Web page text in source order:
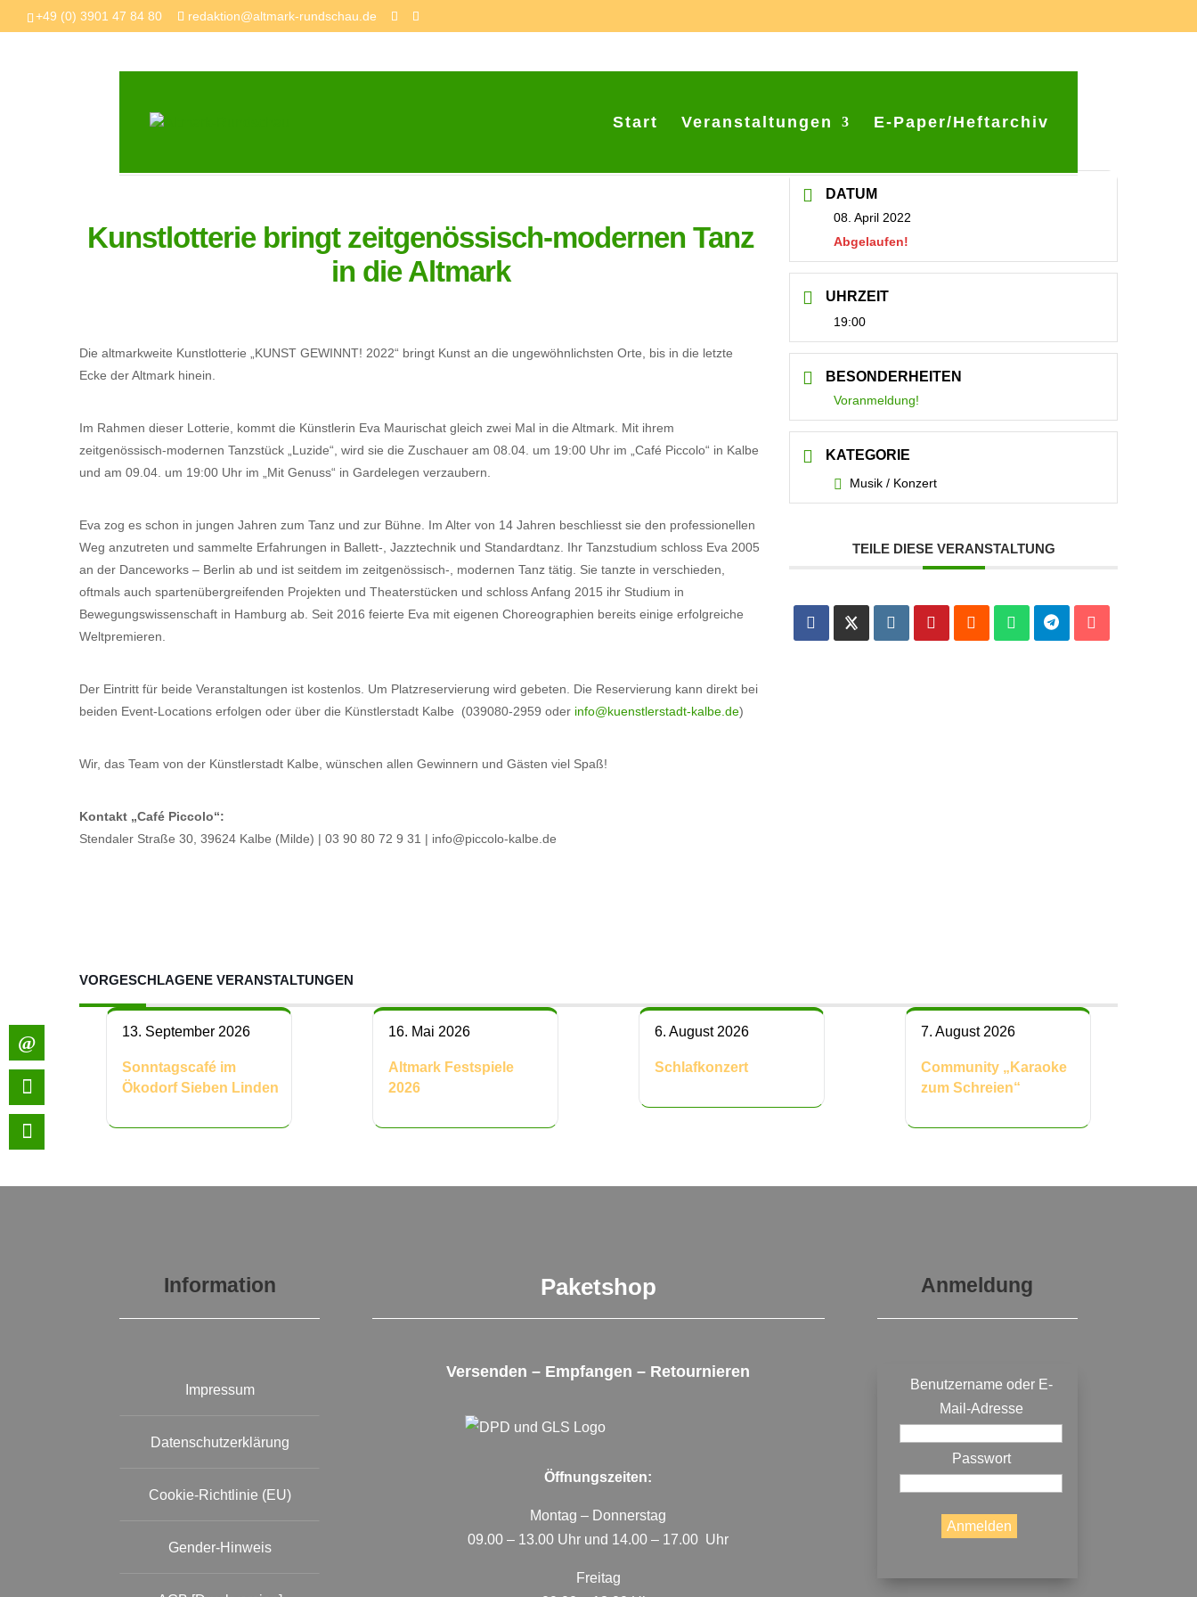
+49 (0) 3901 47 84 80 redaktion@altmark-rundschau.de
Start Veranstaltungen E-Paper/Heftarchiv
Kunstlotterie bringt zeitgenössisch-modernen Tanz
in die Altmark
Die altmarkweite Kunstlotterie „KUNST GEWINNT! 2022“ bringt Kunst an die ungewöhnlichsten Orte, bis in die letzte
Ecke der Altmark hinein.
Im Rahmen dieser Lotterie, kommt die Künstlerin Eva Maurischat gleich zwei Mal in die Altmark. Mit ihrem
zeitgenössisch-modernen Tanzstück „Luzide“, wird sie die Zuschauer am 08.04. um 19:00 Uhr im „Café Piccolo“ in Kalbe
und am 09.04. um 19:00 Uhr im „Mit Genuss“ in Gardelegen verzaubern.
Eva zog es schon in jungen Jahren zum Tanz und zur Bühne. Im Alter von 14 Jahren beschliesst sie den professionellen
Weg anzutreten und sammelte Erfahrungen in Ballett-, Jazztechnik und Standardtanz. Ihr Tanzstudium schloss Eva 2005
an der Danceworks – Berlin ab und ist seitdem im zeitgenössisch-, modernen Tanz tätig. Sie tanzte in verschieden,
oftmals auch spartenübergreifenden Projekten und Theaterstücken und schloss Anfang 2015 ihr Studium in
Bewegungswissenschaft in Hamburg ab. Seit 2016 feierte Eva mit eigenen Choreographien bereits einige erfolgreiche
Weltpremieren.
Der Eintritt für beide Veranstaltungen ist kostenlos. Um Platzreservierung wird gebeten. Die Reservierung kann direkt bei
beiden Event-Locations erfolgen oder über die Künstlerstadt Kalbe (039080-2959 oder info@kuenstlerstadt-kalbe.de)
Wir, das Team von der Künstlerstadt Kalbe, wünschen allen Gewinnern und Gästen viel Spaß!
Kontakt „Café Piccolo“:
Stendaler Straße 30, 39624 Kalbe (Milde) | 03 90 80 72 9 31 | info@piccolo-kalbe.de
DATUM
08. April 2022
Abgelaufen!
UHRZEIT
19:00
BESONDERHEITEN
Voranmeldung!
KATEGORIE
Musik / Konzert
TEILE DIESE VERANSTALTUNG
VORGESCHLAGENE VERANSTALTUNGEN
13. September 2026
Sonntagscafé im
Ökodorf Sieben Linden
16. Mai 2026
Altmark Festspiele
2026
6. August 2026
Schlafkonzert
7. August 2026
Community „Karaoke
zum Schreien“
Information
Impressum
Datenschutzerklärung
Cookie-Richtlinie (EU)
Gender-Hinweis
Paketshop
Versenden – Empfangen – Retournieren
Öffnungszeiten:
Montag – Donnerstag
09.00 – 13.00 Uhr und 14.00 – 17.00 Uhr
Freitag
Anmeldung
Benutzername oder E-
Mail-Adresse
Passwort